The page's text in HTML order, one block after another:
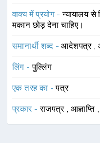
वाक्य में प्रयोग -न्यायालय
मकान छोड़ देना चाहिए।
समानार्थी शब्द -आदेशपत्र ,
लिंग -पुल्लिंग
एक तरह का -पत्र
प्रकार -राजपत्र ,आज्ञाप्ति